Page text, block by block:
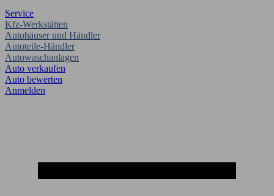
Service
Kfz-Werkstätten
Autohäuser und Händler
Autoteile-Händler
Autowaschanlagen
Auto verkaufen
Auto bewerten
Anmelden